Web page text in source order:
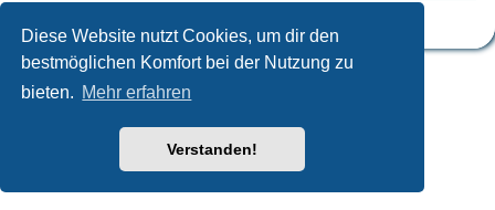
Diese Website nutzt Cookies, um dir den
bestmöglichen Komfort bei der Nutzung zu
bieten. Mehr erfahren
Verstanden!
Deutsche Übersetzung durch
phpBB.de| Style par